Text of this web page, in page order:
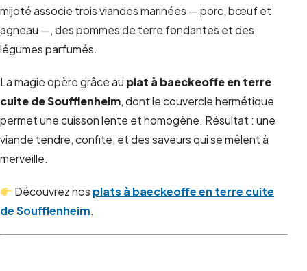
mijoté associe trois viandes marinées — porc, bœuf et
agneau —, des pommes de terre fondantes et des
légumes parfumés.
La magie opère grâce au plat à baeckeoffe en terre
cuite de Soufflenheim, dont le couvercle hermétique
permet une cuisson lente et homogène. Résultat : une
viande tendre, confite, et des saveurs qui se mêlent à
merveille.
Découvrez nos plats à baeckeoffe en terre cuite
de Soufflenheim.